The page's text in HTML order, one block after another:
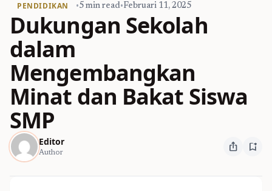
PENDIDIKAN •5 min read•Februari 11, 2025
Dukungan Sekolah
dalam
Mengembangkan
Minat dan Bakat Siswa
SMP
Editor
Author ios_share bookmark_add